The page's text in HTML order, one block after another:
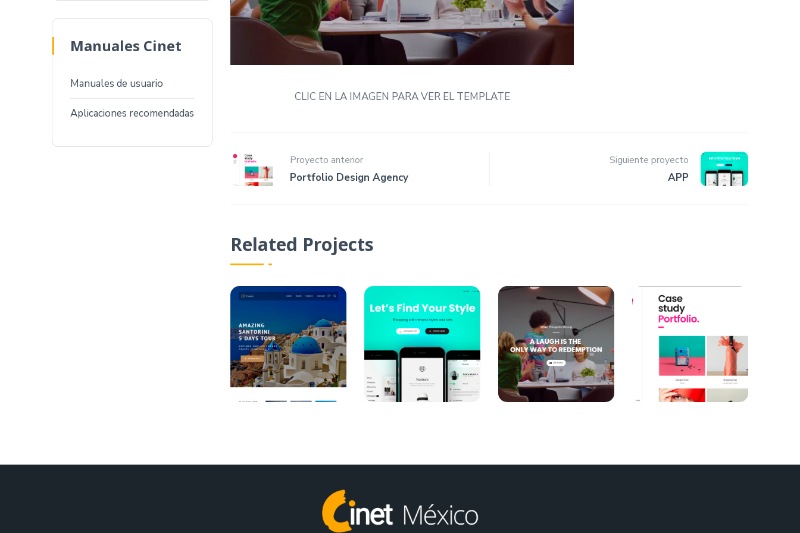
Manuales Cinet
Manuales de usuario
Aplicaciones recomendadas
CLIC EN LA IMAGEN PARA VER EL TEMPLATE
Proyecto anterior
Portfolio Design Agency
Siguiente proyecto
APP
Related Projects